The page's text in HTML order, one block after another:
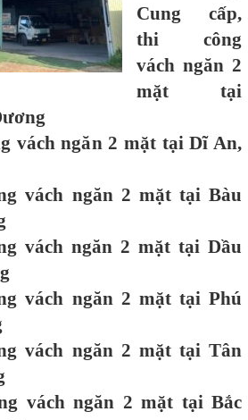
Cung cấp,
thi công
vách ngăn 2
mặt tại
vách ngăn 2 mặt tại Dĩ An,
vách ngăn 2 mặt tại Bàu
vách ngăn 2 mặt tại Dầu
vách ngăn 2 mặt tại Phú
vách ngăn 2 mặt tại Tân
vách ngăn 2 mặt tại Bắc